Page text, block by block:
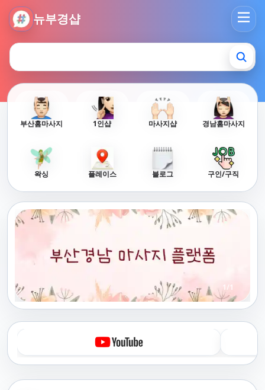
뉴부경샵
뉴부경샵 - 부산 마사지 사이트 부산마사지 부산홈타이 부산출
부산홈마사지 1인샵 마사지샵 경남홈마사지
왁싱 플레이스 블로그 구인/구직
1 /1